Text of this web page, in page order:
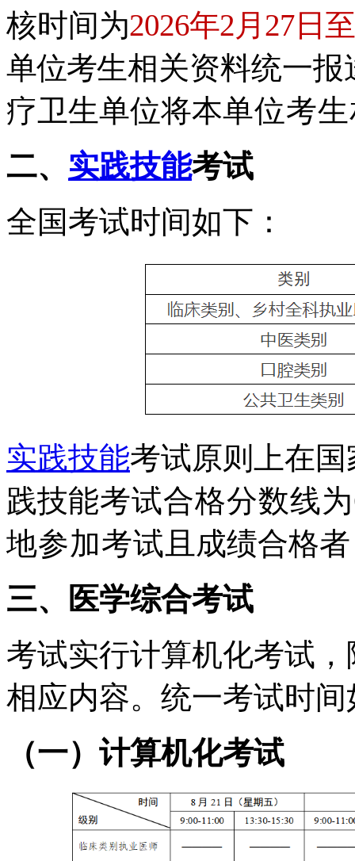
核时间为2026年2月27日
单位考生相关资料统一
疗卫生单位将本单位考
二、 实践技能考试
全国考试时间如下：
实践技能考试原则上在国
践技能考试合格分数线为
地参加考试 且成绩合格
三、医学综合考试
考试实行计算机化考试
相应内容。统一考试时间
（一）计算机化考试